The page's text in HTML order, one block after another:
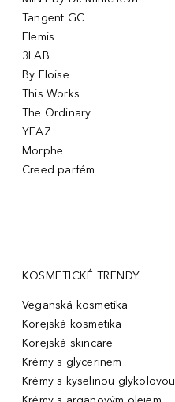
Tangent GC
Elemis
3LAB
By Eloise
This Works
The Ordinary
YEAZ
Morphe
Creed parfém
KOSMETICKÉ TRENDY
Veganská kosmetika
Korejská kosmetika
Korejská skincare
Krémy s glycerinem
Krémy s kyselinou glykolovou